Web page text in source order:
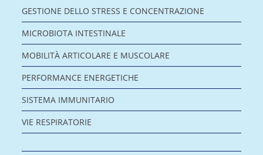
GESTIONE DELLO STRESS E CONCENTRAZIONE
MICROBIOTA INTESTINALE
MOBILITÀ ARTICOLARE E MUSCOLARE
PERFORMANCE ENERGETICHE
SISTEMA IMMUNITARIO
VIE RESPIRATORIE